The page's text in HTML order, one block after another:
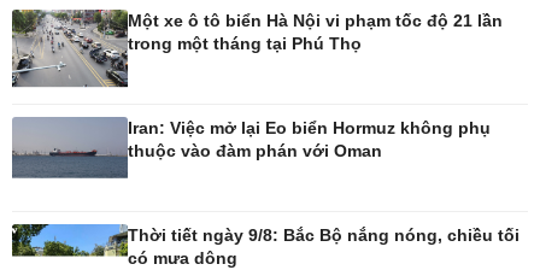
Tư vấn
Doanh nhân
Vì cộng đồng
Tin Công nghệ
Cây thuốc
Một xe ô tô biển Hà Nội vi phạm tốc độ 21 lần
trong một tháng tại Phú Thọ
Iran: Việc mở lại Eo biển Hormuz không phụ
thuộc vào đàm phán với Oman
Thời tiết ngày 9/8: Bắc Bộ nắng nóng, chiều tối
có mưa dông